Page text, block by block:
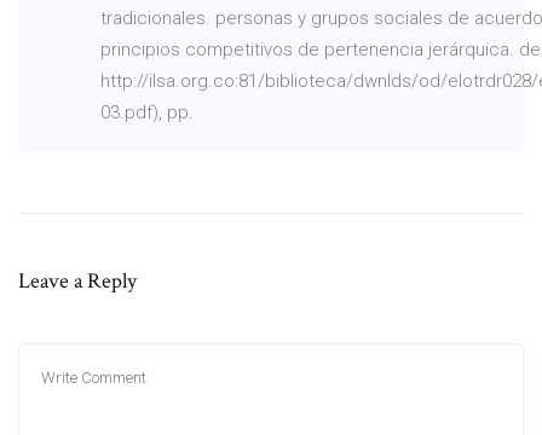
tradicionales. personas y grupos sociales de
principios competitivos de pertenencia jerárquica. de
http://ilsa.org.co:81/biblioteca/dwnlds/od/elotrdr028/
03.pdf), pp.
Leave a Reply